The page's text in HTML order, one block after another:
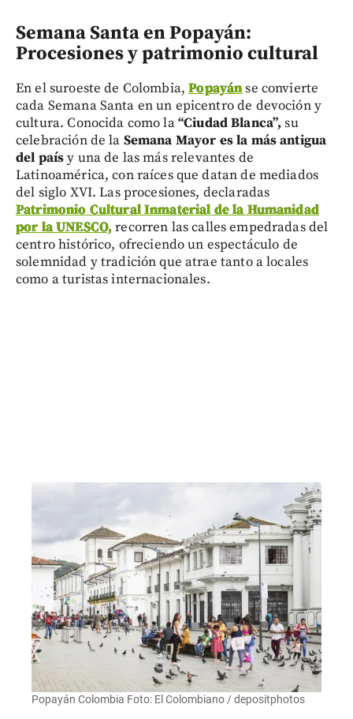
Semana Santa en Popayán:
Procesiones y patrimonio cultural
En el suroeste de Colombia,Popayánse convierte
cada Semana Santa en un epicentro de devoción y
cultura. Conocida como la“Ciudad Blanca”, su
celebración de la Semana Mayor es la más antigua
del paísy una de las más relevantes de
Latinoamérica, con raíces que datan de mediados
del siglo XVI. Las procesiones, declaradas
Patrimonio Cultural Inmaterial de la Humanidad
por la UNESCO, recorren las calles empedradas del
centro histórico, ofreciendo un espectáculo de
solemnidad y tradición que atrae tanto a locales
como a turistas internacionales.
Popayán Colombia Foto: El Colombiano / depositphotos